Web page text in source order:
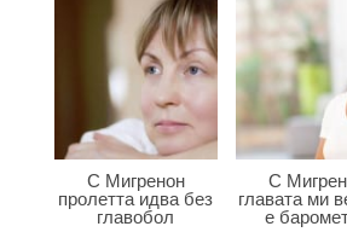
С Мигренон
пролетта идва без
главобол
С
главата ми
е